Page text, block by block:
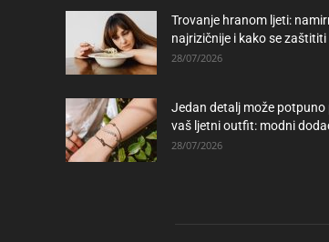
Trovanje hranom ljeti:
najrizičnije i kako se zaštititi
28/07/2026
Jedan detalj može potpuno
vaš ljetni outfit: modni
28/07/2026